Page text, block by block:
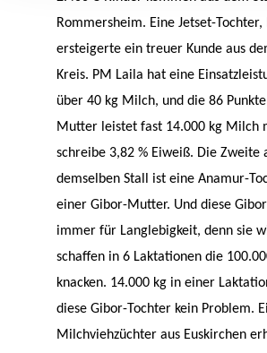
Rommersheim. Eine Jetset-Tochter,
ersteigerte ein treuer Kunde aus
Kreis. PM Laila hat eine
über 40 kg Milch, und die 86
Mutter leistet fast 14.000 kg Milch
schreibe 3,82 % Eiweiß. Die Zweite
demselben Stall ist eine Anamur-
einer Gibor-Mutter. Und diese
immer für Langlebigkeit, denn sie
schaffen in 6 Laktationen die
knacken. 14.000 kg in einer
diese Gibor-Tochter kein Problem.
Milchviehzüchter aus Euskirchen